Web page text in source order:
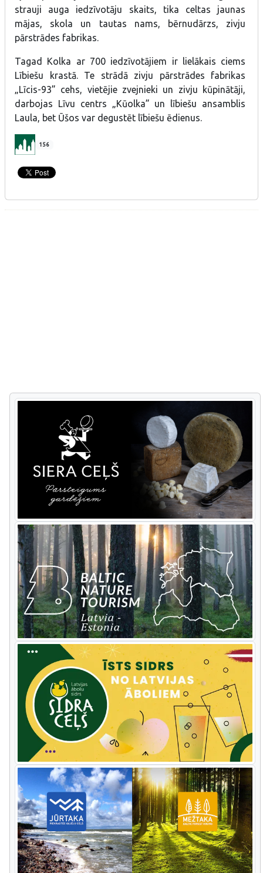
strauji auga iedzīvotāju skaits, tika celtas jaunas
mājas, skola un tautas nams, bērnudārzs, zivju
pārstrādes fabrikas.
Tagad Kolka ar 700 iedzīvotājiem ir lielākais ciems
Lībiešu krastā. Te strādā zivju pārstrādes fabrikas
„Līcis-93” cehs, vietējie zvejnieki un zivju kūpinātāji,
darbojas Līvu centrs „Kūolka” un lībiešu ansamblis
Laula, bet Ūšos var degustēt lībiešu ēdienus.
156